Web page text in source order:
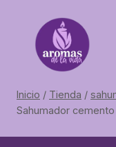
contenido
Inicio / Tienda /
Sahumador cemento